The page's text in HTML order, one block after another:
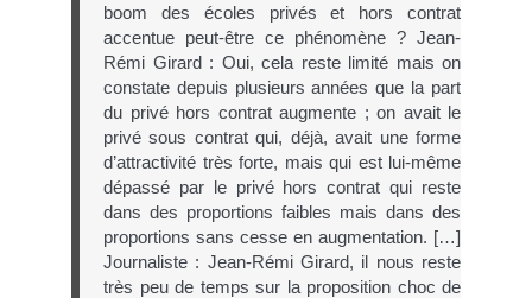
boom des écoles privés et hors contrat
accentue peut-être ce phénomène ? Jean-
Rémi Girard : Oui, cela reste limité mais on
constate depuis plusieurs années que la part
du privé hors contrat augmente ; on avait le
privé sous contrat qui, déjà, avait une forme
d’attractivité très forte, mais qui est lui-même
dépassé par le privé hors contrat qui reste
dans des proportions faibles mais dans des
proportions sans cesse en augmentation. […]
Journaliste : Jean-Rémi Girard, il nous reste
très peu de temps sur la proposition choc de